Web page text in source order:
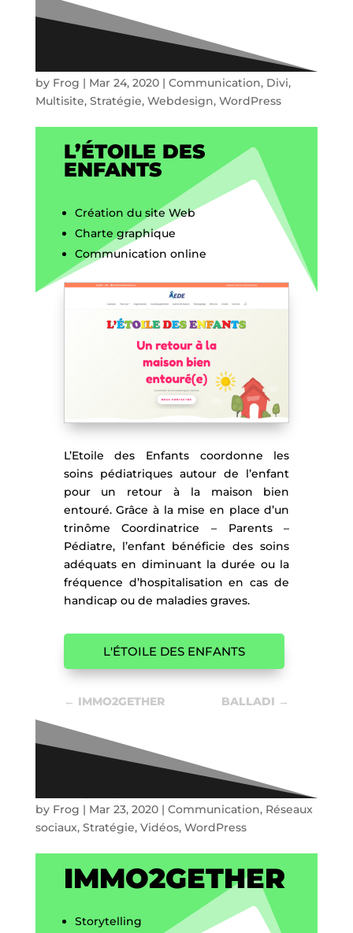
by Frog | Mar 24, 2020| Communication, Divi,
Multisite, Stratégie, Webdesign, WordPress
L’ÉTOILE DES
ENFANTS
Création du site Web
Charte graphique
Communication online
L’Etoile des Enfants coordonne les
soins pédiatriques autour de l’enfant
pour un retour à la maison bien
entouré. Grâce à la mise en place d’un
trinôme Coordinatrice – Parents –
Pédiatre, l’enfant bénéficie des soins
adéquats en diminuant la durée ou la
fréquence d’hospitalisation en cas de
handicap ou de maladies graves.
L'ÉTOILE DES ENFANTS
← IMMO2GETHER BALLADI →
by Frog | Mar 23, 2020| Communication, Réseaux
sociaux, Stratégie, Vidéos, WordPress
IMMO2GETHER
Storytelling